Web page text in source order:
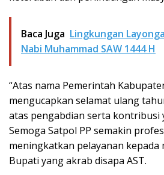
Baca Juga Lingkungan
Nabi Muhammad SAW 1444 H
“Atas nama Pemerintah
mengucapkan selamat ulang
atas pengabdian serta kontribusi
Semoga Satpol PP semakin
meningkatkan pelayanan kepada
Bupati yang akrab disapa AST.